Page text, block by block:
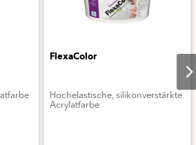
FlexaColor
Hochelastische, silikonverstärkte
Acrylatfarbe